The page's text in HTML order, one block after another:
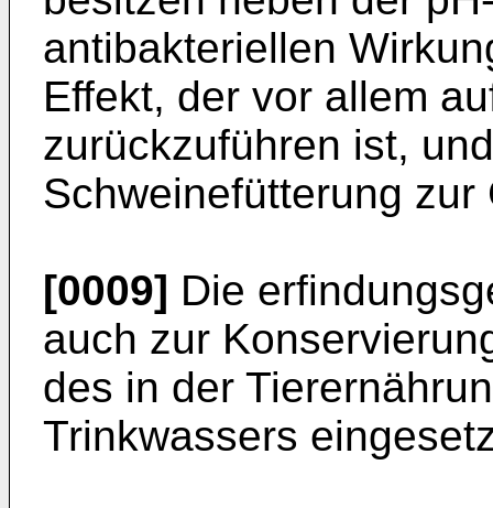
antibakteriellen
Effekt, der vor allem
zurückzuführen ist,
Schweinefütterung zur
[0009] Die
auch zur
des in der
Trinkwassers